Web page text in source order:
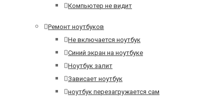
Компьютер не видит
Ремонт ноутбуков
Не включается ноутбук
Синий экран на ноутбуке
Ноутбук залит
Зависает ноутбук
ноутбук перезагружается сам